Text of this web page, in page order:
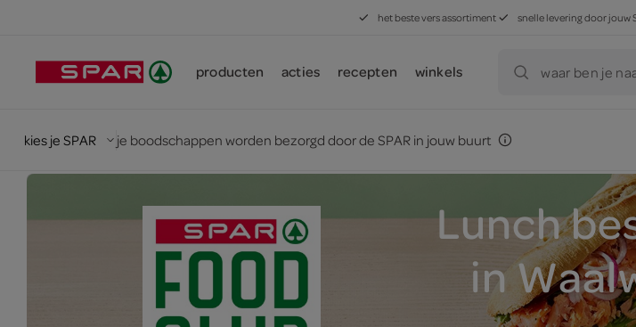
het beste vers assortiment snelle levering door jouw
producten acties recepten winkels waar ben je
kies je SPAR je boodschappen worden bezorgd door de SPAR in jouw buurt
Lunch
in